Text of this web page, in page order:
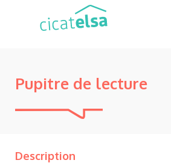
Panneau de gestion des cookies
Pupitre de lecture
Description